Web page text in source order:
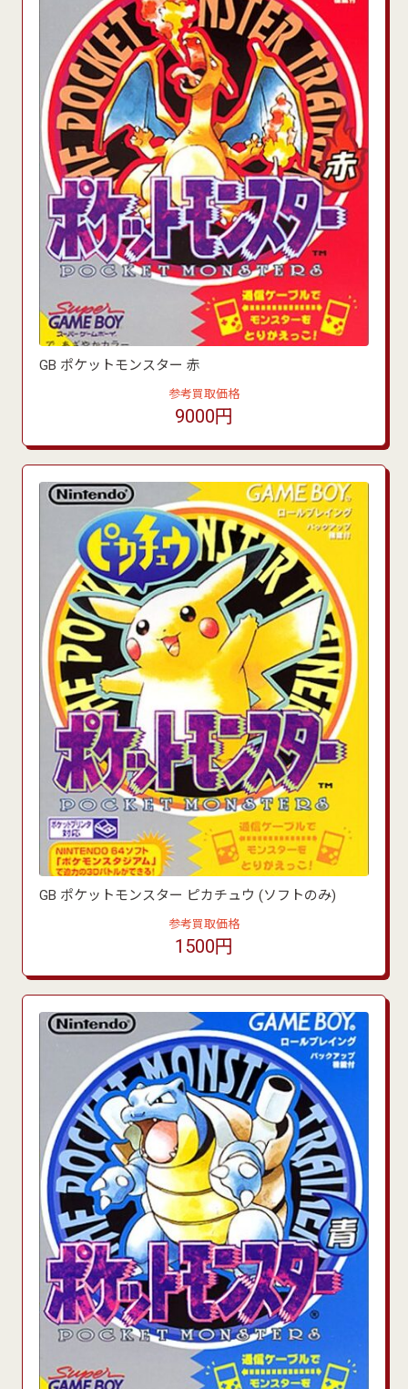
GB ポケットモンスター 赤
参考買取価格
9000円
GB ポケットモンスター ピカチュウ (ソフトのみ)
参考買取価格
1500円